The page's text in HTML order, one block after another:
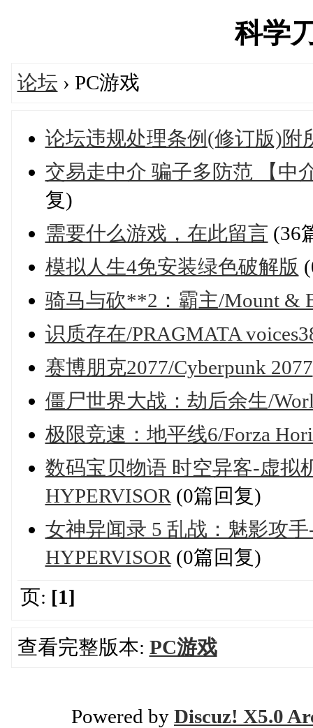
科学
论坛 › PC游戏
论坛违规处理条例(修订版)附
交易走中介 骗子多防范 【中
复)
需要什么游戏，在此留言 (36
模拟人生4免安装绿色破解版
骑马与砍**2：霸主/Mount &
识质存在/PRAGMATA
赛博朋克2077/Cyberpunk 2077
僵尸世界大战：劫后余生/
极限竞速：地平线6/Forza
数码宝贝物语 时空异客-虚拟
HYPERVISOR (0篇回复)
女神异闻录 5 乱战：魅影攻手
HYPERVISOR (0篇回复)
页: [1]
查看完整版本: PC游戏
Powered by Discuz! X5.0